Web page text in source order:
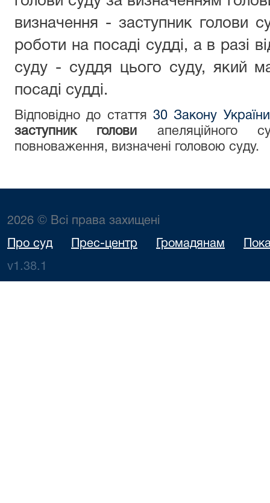
визначення - заступник голови
роботи на посаді судді, а в разі
суду - суддя цього суду, який
посаді судді.
Відповідно до стаття 30 Закону
заступник голови апеляційного
повноваження, визначені головою суду.
2026 © Всі права захищені
Про суд Прес-центр Громадянам
v1.38.1